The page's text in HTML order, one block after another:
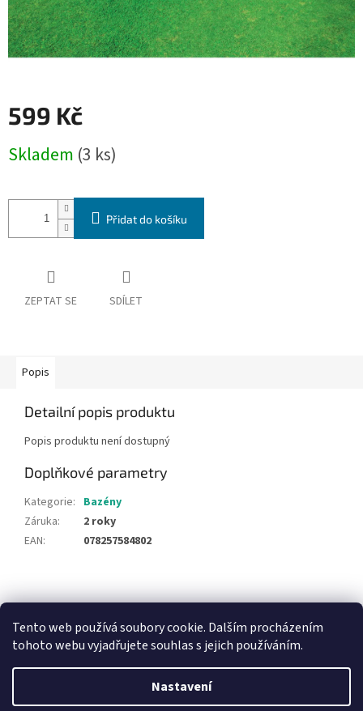
Tento web používá soubory cookie. Dalším procházením
tohoto webu vyjadřujete souhlas s jejich používáním.
Nastavení
599 Kč
cena:
Skladem (3 ks)
Přidat do košíku
ZEPTAT SE SDÍLET
Popis
Detailní popis produktu
Popis produktu není dostupný
Doplňkové parametry
Kategorie: Bazény
Záruka:
2 roky
EAN: 078257584802
á
Vytvořil Shoptet